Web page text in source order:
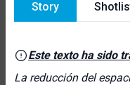
Story
Este texto ha sido
La reducción del